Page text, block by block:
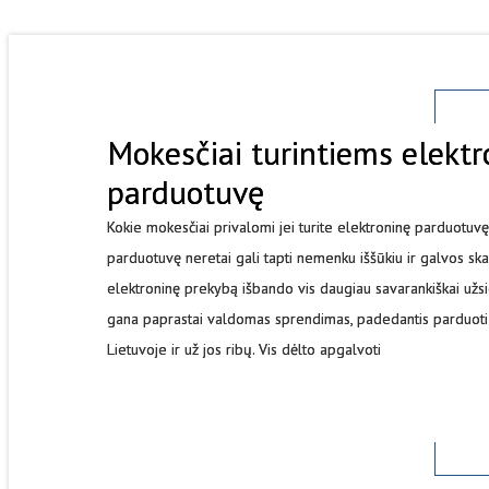
Mokesčiai turintiems
parduotuvę
Kokie mokesčiai privalomi jei turite elektroninę
parduotuvę neretai gali tapti nemenku iššūkiu ir galvos
elektroninę prekybą išbando vis daugiau savarankiškai
gana paprastai valdomas sprendimas, padedantis
Lietuvoje ir už jos ribų. Vis dėlto apgalvoti